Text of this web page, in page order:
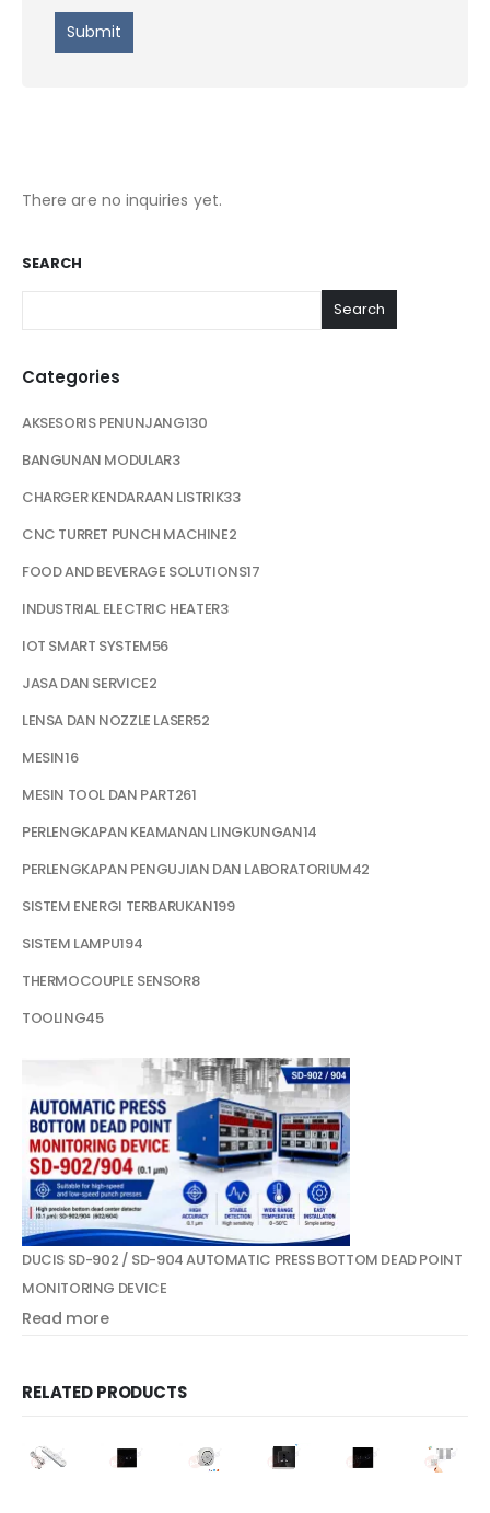
There are no inquiries yet.
SEARCH
Search
Categories
AKSESORIS PENUNJANG130
BANGUNAN MODULAR3
CHARGER KENDARAAN LISTRIK33
CNC TURRET PUNCH MACHINE2
FOOD AND BEVERAGE SOLUTIONS17
INDUSTRIAL ELECTRIC HEATER3
IOT SMART SYSTEM56
JASA DAN SERVICE2
LENSA DAN NOZZLE LASER52
MESIN16
MESIN TOOL DAN PART261
PERLENGKAPAN KEAMANAN LINGKUNGAN14
PERLENGKAPAN PENGUJIAN DAN LABORATORIUM42
SISTEM ENERGI TERBARUKAN199
SISTEM LAMPU194
THERMOCOUPLE SENSOR8
TOOLING45
DUCIS SD-902 / SD-904 AUTOMATIC PRESS BOTTOM DEAD POINT
MONITORING DEVICE
Read more
RELATED PRODUCTS